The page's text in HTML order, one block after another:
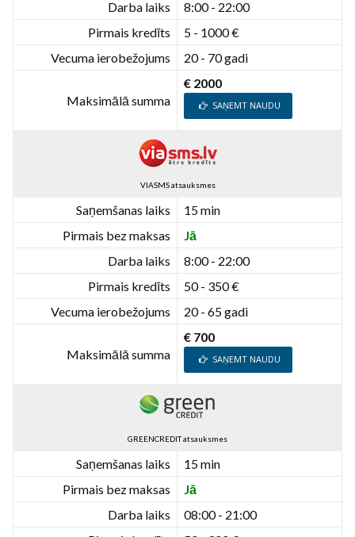
Darba laiks
8:00 - 22:00
Pirmais kredīts
5 - 1000 €
Vecuma ierobežojums
20 - 70 gadi
Maksimālā summa
€ 2000
SAŅEMT NAUDU
VIASMS atsauksmes
Saņemšanas laiks
15 min
Pirmais bez maksas
Jā
Darba laiks
8:00 - 22:00
Pirmais kredīts
50 - 350 €
Vecuma ierobežojums
20 - 65 gadi
Maksimālā summa
€ 700
SAŅEMT NAUDU
GREENCREDIT atsauksmes
Saņemšanas laiks
15 min
Pirmais bez maksas
Jā
Darba laiks
08:00 - 21:00